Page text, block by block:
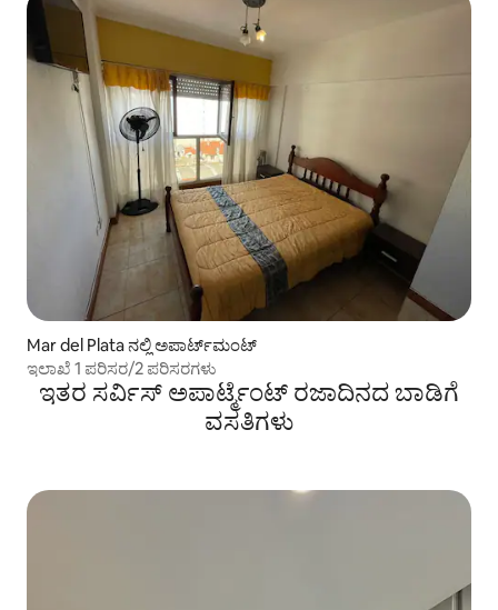
Mar del Plata ನಲ್ಲಿ ಅಪಾರ್ಟ್‌ಮಂಟ್
ಇಲಾಖೆ 1 ಪರಿಸರ/2 ಪರಿಸರಗಳು
ಇತರ ಸರ್ವಿಸ್ ಅಪಾರ್ಟ್ಮೆಂಟ್ ರಜಾದಿನದ ಬಾಡಿಗೆ
ವಸತಿಗಳು